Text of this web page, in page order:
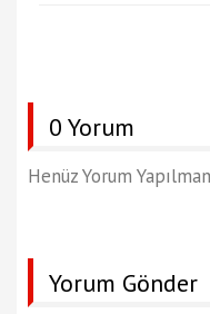
0 Yorum
Henüz Yorum
Yorum Gönder